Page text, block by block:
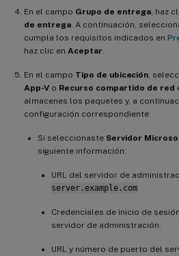
En el campo Grupo de entrega , haz
de entrega . A continuación,
cumpla los requisitos indicados en
haz clic en Aceptar
En el campo Tipo de ubicación ,
App-V o Recurso compartido de red
almacenes los paquetes y, a
configuración correspondiente:
Si seleccionaste Servidor
siguiente información:
URL del servidor de
server.example.com
Credenciales de inicio de
servidor de administración.
URL y número de puerto del